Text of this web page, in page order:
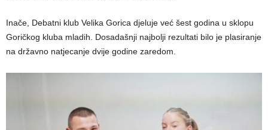
Inače, Debatni klub Velika Gorica djeluje već šest godina u sklopu
Goričkog kluba mladih. Dosadašnji najbolji rezultati bilo je plasiranje
na državno natjecanje dvije godine zaredom.